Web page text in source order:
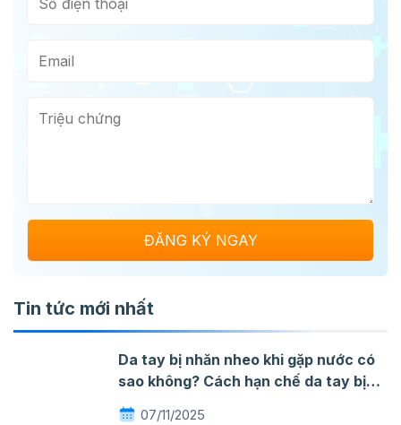
Tin tức mới nhất
Da tay bị nhăn nheo khi gặp nước có
sao không? Cách hạn chế da tay bị
nhăn khi gặp nước
07/11/2025